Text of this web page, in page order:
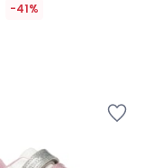
-41%